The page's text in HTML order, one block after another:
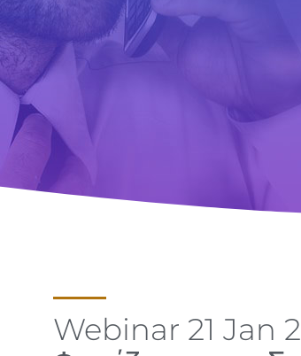
Webinar 21 Jan